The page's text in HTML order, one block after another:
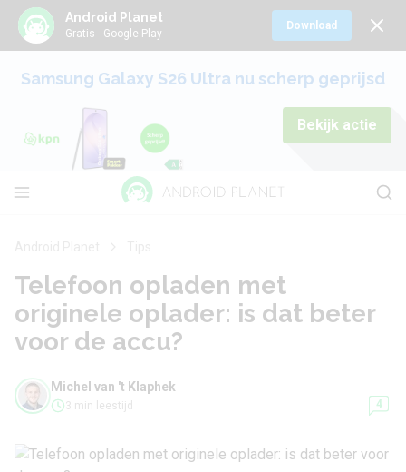
Android Planet
Gratis - Google Play
Download
Samsung Galaxy S26 Ultra nu scherp geprijsd
Bekijk actie
Telefoon opladen met
originele oplader: is dat beter
voor de accu?
Michel van 't Klaphek
3 min leestijd 4